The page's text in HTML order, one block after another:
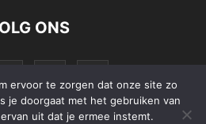
ONS
ervoor te zorgen dat onze site zo
je doorgaat met het gebruiken van
uit dat je ermee instemt.